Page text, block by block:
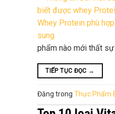
phẩm nào mới thất
TIẾP TỤC ĐỌC →
Đăng trong Thực Phẩm